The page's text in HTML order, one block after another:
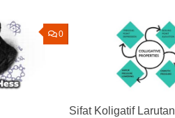
0
Sifat Koligatif Larutan